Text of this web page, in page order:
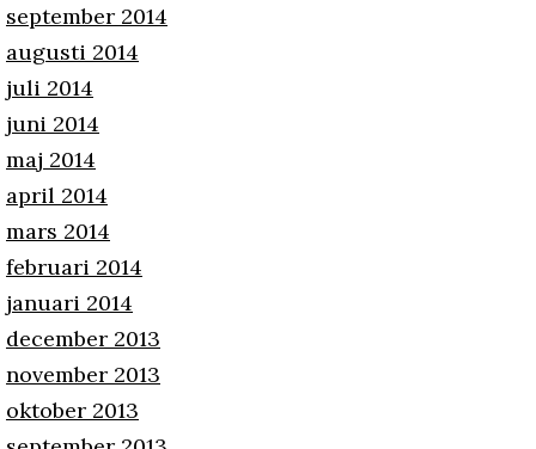
september 2014
augusti 2014
juli 2014
juni 2014
maj 2014
april 2014
mars 2014
februari 2014
januari 2014
december 2013
november 2013
oktober 2013